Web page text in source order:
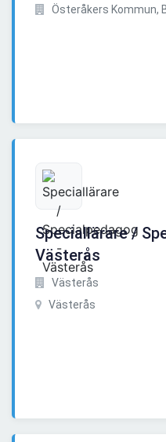
Österåkers Kommun,
Speciallärare /
Västerås
Västerås
Västerås